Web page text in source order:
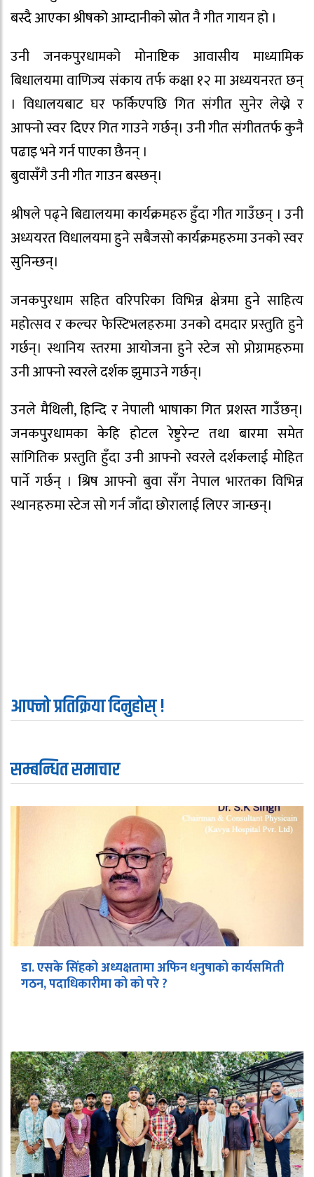
बस्दै आएका श्रीषको आम्दानीको स्रोत नै गीत गायन हो ।
उनी जनकपुरधामको मोनाष्टिक आवासीय माध्यामिक
बिधालयमा वाणिज्य संकाय तर्फ कक्षा १२ मा अध्ययनरत छन्
। विधालयबाट घर फर्किएपछि गित संगीत सुनेर लेख्ने र
आफ्नो स्वर दिएर गित गाउने गर्छन्। उनी गीत संगीततर्फ कुनै
पढाइ भने गर्न पाएका छैनन् ।
बुवासँगै उनी गीत गाउन बस्छन्।
श्रीषले पढ्ने बिद्यालयमा कार्यक्रमहरु हुँदा गीत गाउँछन् । उनी
अध्ययरत विधालयमा हुने सबैजसो कार्यक्रमहरुमा उनको स्वर
सुनिन्छन्।
जनकपुरधाम सहित वरिपरिका विभिन्न क्षेत्रमा हुने साहित्य
महोत्सव र कल्चर फेस्टिभलहरुमा उनको दमदार प्रस्तुति हुने
गर्छन्। स्थानिय स्तरमा आयोजना हुने स्टेज सो प्रोग्रामहरुमा
उनी आफ्नो स्वरले दर्शक झुमाउने गर्छन्।
उनले मैथिली, हिन्दि र नेपाली भाषाका गित प्रशस्त गाउँछन्।
जनकपुरधामका केहि होटल रेष्टुरेन्ट तथा बारमा समेत
सांगितिक प्रस्तुति हुँदा उनी आफ्नो स्वरले दर्शकलाई मोहित
पार्ने गर्छन् । श्रिष आफ्नो बुवा सँग नेपाल भारतका विभिन्न
स्थानहरुमा स्टेज सो गर्न जाँदा छोरालाई लिएर जान्छन्।
आफ्नो प्रतिक्रिया दिनुहोस् !
सम्बन्धित समाचार
डा. एसके सिंहको अध्यक्षतामा अफिन धनुषाको कार्यसमिती
गठन, पदाधिकारीमा को को परे ?